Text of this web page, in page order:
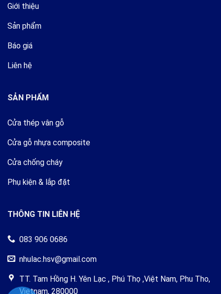
Giới thiệu
Sản phẩm
Báo giá
Liên hệ
SẢN PHẨM
Cửa thép vân gỗ
Cửa gỗ nhựa composite
Cửa chống cháy
Phụ kiện & lắp đặt
THÔNG TIN LIÊN HỆ
083 906 0686
nhulac.hsv@gmail.com
TT. Tam Hồng H. Yên Lạc , Phú Thọ ,Việt Nam, Phu Tho,
Vietnam, 280000